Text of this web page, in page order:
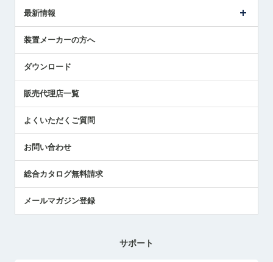
受賞履歴
採用情報
国/地域/言語
ツールセッタ製品
エアマイクロセンサ製品
最新情報
メトロールの技術
社員ブログ
中小企業のBCP地震対策
センサのテクニカルガイド
社長ブログ
装置メーカーの方へ
ダウンロード
販売代理店一覧
よくいただくご質問
お問い合わせ
総合カタログ無料請求
メールマガジン登録
サポート